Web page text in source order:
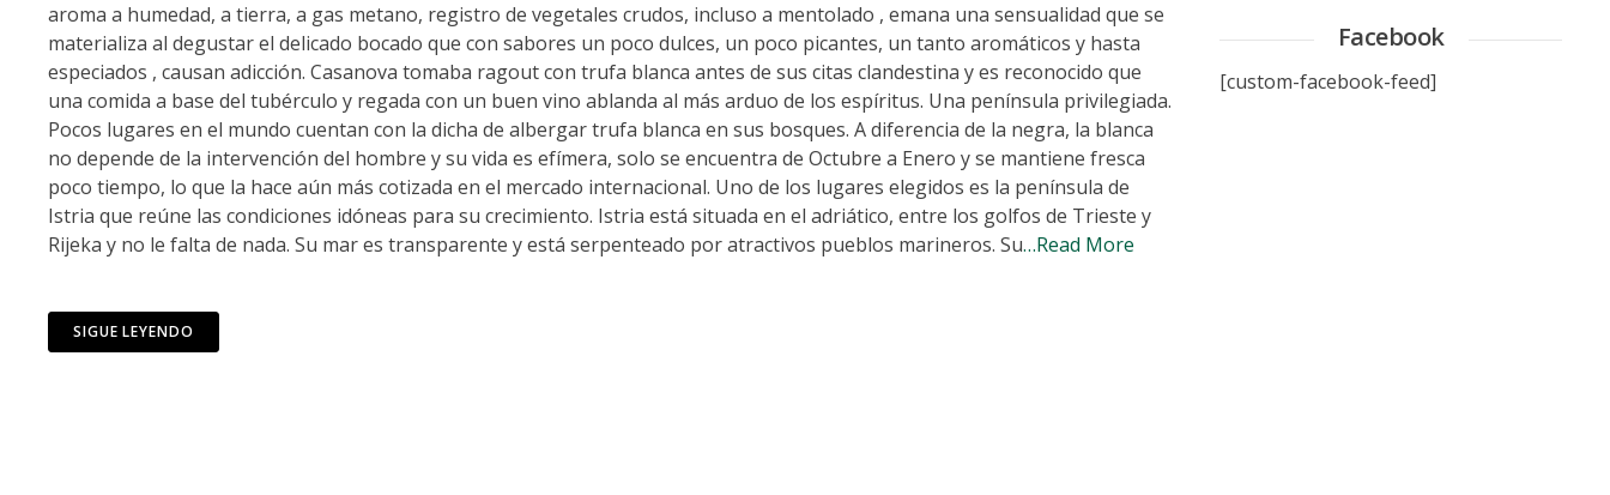
aroma a humedad, a tierra, a gas metano, registro de vegetales crudos, incluso a mentolado , emana una sensualidad que se
materializa al degustar el delicado bocado que con sabores un poco dulces, un poco picantes, un tanto aromáticos y hasta
especiados , causan adicción. Casanova tomaba ragout con trufa blanca antes de sus citas clandestina y es reconocido que
una comida a base del tubérculo y regada con un buen vino ablanda al más arduo de los espíritus. Una península privilegiada.
Pocos lugares en el mundo cuentan con la dicha de albergar trufa blanca en sus bosques. A diferencia de la negra, la blanca
no depende de la intervención del hombre y su vida es efímera, solo se encuentra de Octubre a Enero y se mantiene fresca
poco tiempo, lo que la hace aún más cotizada en el mercado internacional. Uno de los lugares elegidos es la península de
Istria que reúne las condiciones idóneas para su crecimiento. Istria está situada en el adriático, entre los golfos de Trieste y
Rijeka y no le falta de nada. Su mar es transparente y está serpenteado por atractivos pueblos marineros. Su…Read More
SIGUE LEYENDO
Facebook
[custom-facebook-feed]